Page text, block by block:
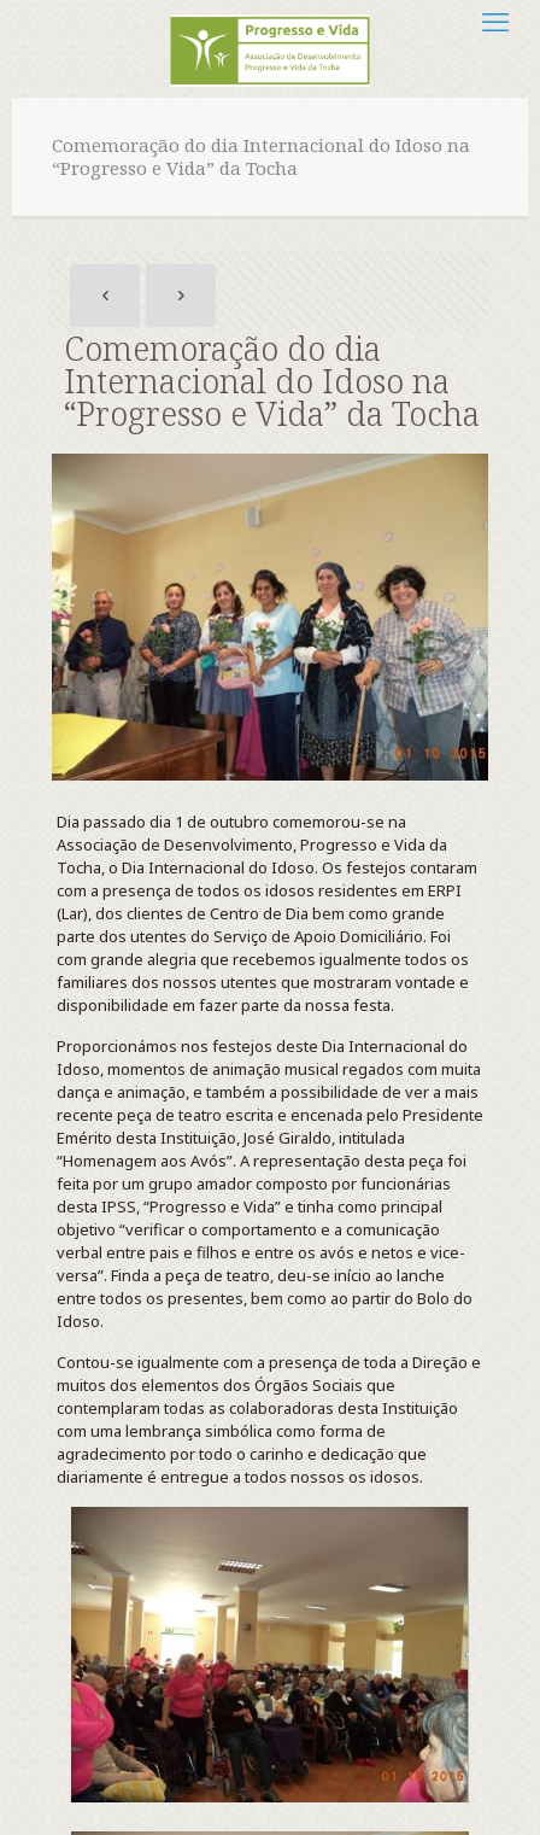
Comemoração do dia Internacional do Idoso na
“Progresso e Vida” da Tocha
Comemoração do dia
Internacional do Idoso na
“Progresso e Vida” da Tocha
Dia passado dia 1 de outubro comemorou-se na
Associação de Desenvolvimento, Progresso e Vida da
Tocha, o Dia Internacional do Idoso. Os festejos contaram
com a presença de todos os idosos residentes em ERPI
(Lar), dos clientes de Centro de Dia bem como grande
parte dos utentes do Serviço de Apoio Domiciliário. Foi
com grande alegria que recebemos igualmente todos os
familiares dos nossos utentes que mostraram vontade e
disponibilidade em fazer parte da nossa festa.
Proporcionámos nos festejos deste Dia Internacional do
Idoso, momentos de animação musical regados com muita
dança e animação, e também a possibilidade de ver a mais
recente peça de teatro escrita e encenada pelo Presidente
Emérito desta Instituição, José Giraldo, intitulada
“Homenagem aos Avós”. A representação desta peça foi
feita por um grupo amador composto por funcionárias
desta IPSS, “Progresso e Vida” e tinha como principal
objetivo “verificar o comportamento e a comunicação
verbal entre pais e filhos e entre os avós e netos e vice-
versa”. Finda a peça de teatro, deu-se início ao lanche
entre todos os presentes, bem como ao partir do Bolo do
Idoso.
Contou-se igualmente com a presença de toda a Direção e
muitos dos elementos dos Órgãos Sociais que
contemplaram todas as colaboradoras desta Instituição
com uma lembrança simbólica como forma de
agradecimento por todo o carinho e dedicação que
diariamente é entregue a todos nossos os idosos.